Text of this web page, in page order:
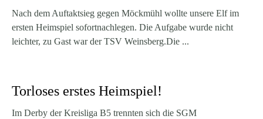
Nach dem Auftaktsieg gegen Möckmühl wollte unsere Elf im
ersten Heimspiel sofortnachlegen. Die Aufgabe wurde nicht
leichter, zu Gast war der TSV Weinsberg.Die ...
Torloses erstes Heimspiel!
Im Derby der Kreisliga B5 trennten sich die SGM